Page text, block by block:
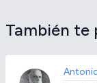
También te